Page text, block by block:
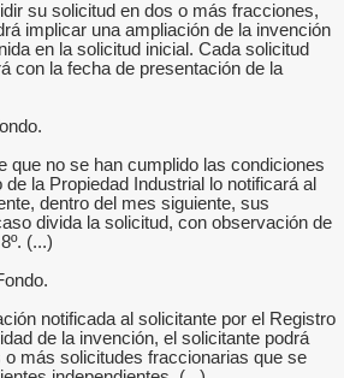
su solicitud en dos o más fracciones,
implicar una ampliación de la invención
en la solicitud inicial. Cada solicitud
con la fecha de presentación de la
que no se han cumplido las condiciones
la Propiedad Industrial lo notificará al
dentro del mes siguiente, sus
divida la solicitud, con observación de
(...)
notificada al solicitante por el Registro
de la invención, el solicitante podrá
más solicitudes fraccionarias que se